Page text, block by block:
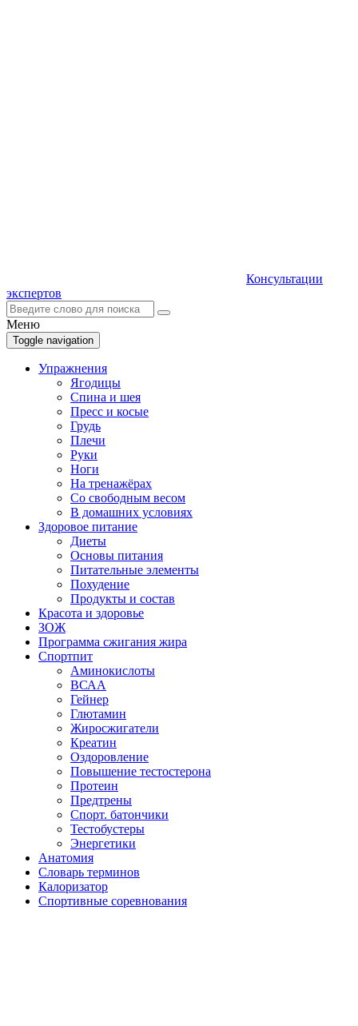
Консультации
экспертов
Меню
Toggle navigation
Упражнения
Ягодицы
Спина и шея
Пресс и косые
Грудь
Плечи
Руки
Ноги
На тренажёрах
Со свободным весом
В домашних условиях
Здоровое питание
Диеты
Основы питания
Питательные элементы
Похудение
Продукты и состав
Красота и здоровье
ЗОЖ
Программа сжигания жира
Спортпит
Аминокислоты
ВСАА
Гейнер
Глютамин
Жиросжигатели
Креатин
Оздоровление
Повышение тестостерона
Протеин
Предтрены
Спорт. батончики
Тестобустеры
Энергетики
Анатомия
Словарь терминов
Калоризатор
Спортивные соревнования